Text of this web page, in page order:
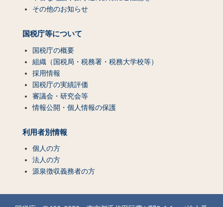
その他のお知らせ
国税庁等について
国税庁の概要
組織（国税局・税務署・税務大学校等）
採用情報
国税庁の実績評価
審議会・研究会等
情報公開・個人情報の保護
利用者別情報
個人の方
法人の方
源泉徴収義務者の方